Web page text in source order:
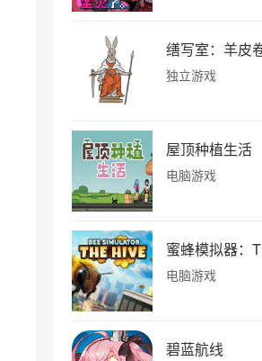
缮写室：羊皮
独立游戏
屋顶种植生活
电脑游戏
蜜蜂模拟器：
电脑游戏
碧蓝航线